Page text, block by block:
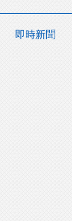
即時新聞